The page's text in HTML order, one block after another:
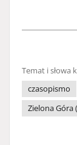
Temat i słowa
czasopismo
Zielona Góra